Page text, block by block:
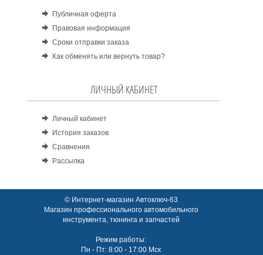
Публичная оферта
Правовая информация
Сроки отправки заказа
Как обменять или вернуть товар?
ЛИЧНЫЙ КАБИНЕТ
Личный кабинет
История заказов
Сравнения
Рассылка
© Интернет-магазин Автоключ-63
Магазин профессионального автомобильного
инструмента, тюнинга и запчастей
Режим работы:
Пн - Пт: 8:00 - 17:00 Мск